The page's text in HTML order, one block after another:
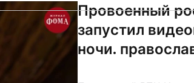
Провоенный
запустил
ночи.